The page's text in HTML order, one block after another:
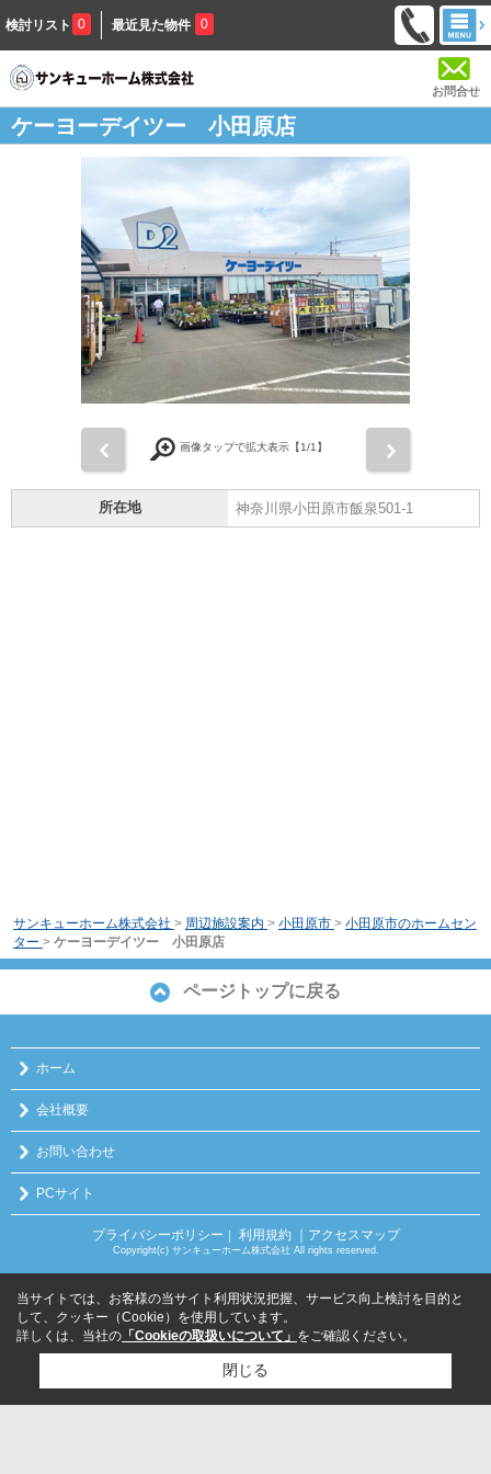
検討リスト 0 最近見た物件 0
お問合せ
ケーヨーデイツー 小田原店
画像タップで拡大表示【1/1】
所在地 神奈川県小田原市飯泉501-1
サンキューホーム株式会社 > 周辺施設案内 > 小田原市 > 小田原市のホームセン
ター > ケーヨーデイツー 小田原店
ページトップに戻る
ホーム
会社概要
お問い合わせ
PCサイト
プライバシーポリシー ｜ 利用規約 ｜アクセスマップ
Copyright(c) サンキューホーム株式会社 All rights reserved.
当サイトでは、お客様の当サイト利用状況把握、サービス向上検討を目的と
して、クッキー（Cookie）を使用しています。
詳しくは、当社の 「Cookieの取扱いについて」 をご確認ください。
閉じる